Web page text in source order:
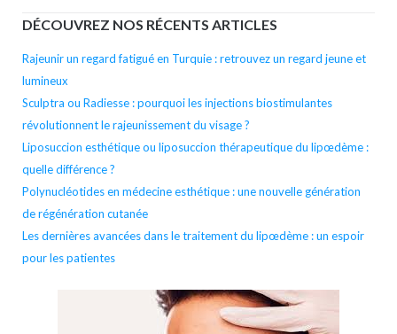
DÉCOUVREZ NOS RÉCENTS ARTICLES
Rajeunir un regard fatigué en Turquie : retrouvez un regard jeune et
lumineux
Sculptra ou Radiesse : pourquoi les injections biostimulantes
révolutionnent le rajeunissement du visage ?
Liposuccion esthétique ou liposuccion thérapeutique du lipœdème :
quelle différence ?
Polynucléotides en médecine esthétique : une nouvelle génération
de régénération cutanée
Les dernières avancées dans le traitement du lipœdème : un espoir
pour les patientes